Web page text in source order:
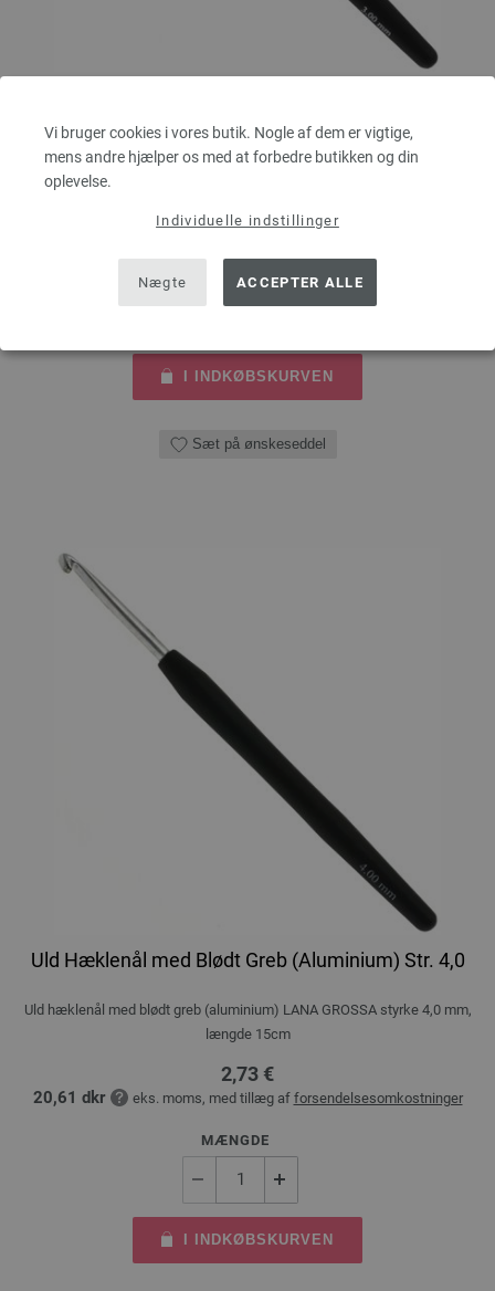
Vi bruger cookies i vores butik. Nogle af dem er vigtige,
mens andre hjælper os med at forbedre butikken og din
oplevelse.
Individuelle indstillinger
Nægte ACCEPTER ALLE
Uld hæklenål med blødt greb (aluminium) LANA GROSSA styrke 3,0 mm,
2,73 €
forsendelsesomkostninger
MÆNGDE
I INDKØBSKURVEN
Sæt på ønskeseddel
Uld Hæklenål med Blødt Greb (Aluminium) Str. 4,0
Uld hæklenål med blødt greb (aluminium) LANA GROSSA styrke 4,0 mm,
længde 15cm
2,73 €
20,61 dkr eks. moms, med tillæg af forsendelsesomkostninger
MÆNGDE
I INDKØBSKURVEN